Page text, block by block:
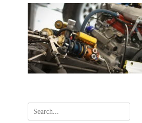
Search
for: